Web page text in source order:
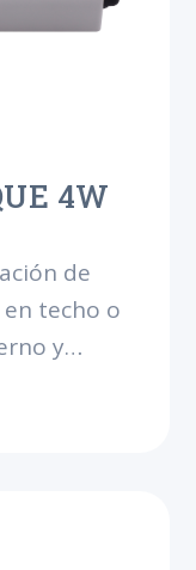
4W
de
techo o
y
de la luz,
más